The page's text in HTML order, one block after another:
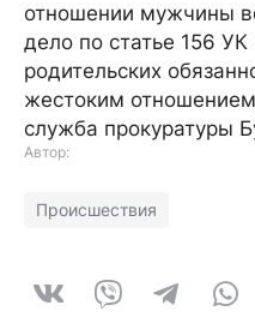
отношении мужчины
дело по статье 156
родительских
жестоким
служба прокуратуры
Автор:
Происшествия